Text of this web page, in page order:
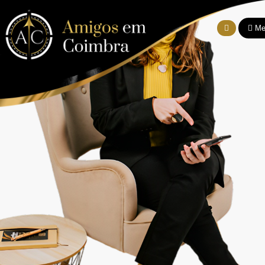
Contato
telefonar
Seja um Membro
Nossos aplicativos